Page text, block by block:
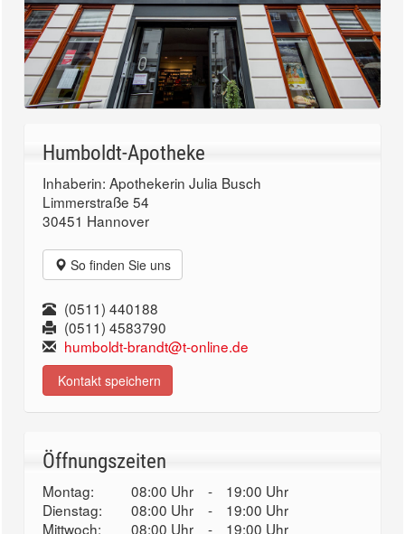
Humboldt-Apotheke
Inhaberin: Apothekerin Julia Busch
Limmerstraße 54
30451 Hannover
So finden Sie uns
(0511) 440188
(0511) 4583790
humboldt-brandt@t-online.de
Kontakt speichern
Öffnungszeiten
Montag: 08:00 Uhr -
19:00 Uhr
Dienstag:
08:00 Uhr -
19:00 Uhr
Mittwoch:
08:00 Uhr - 19:00 Uhr